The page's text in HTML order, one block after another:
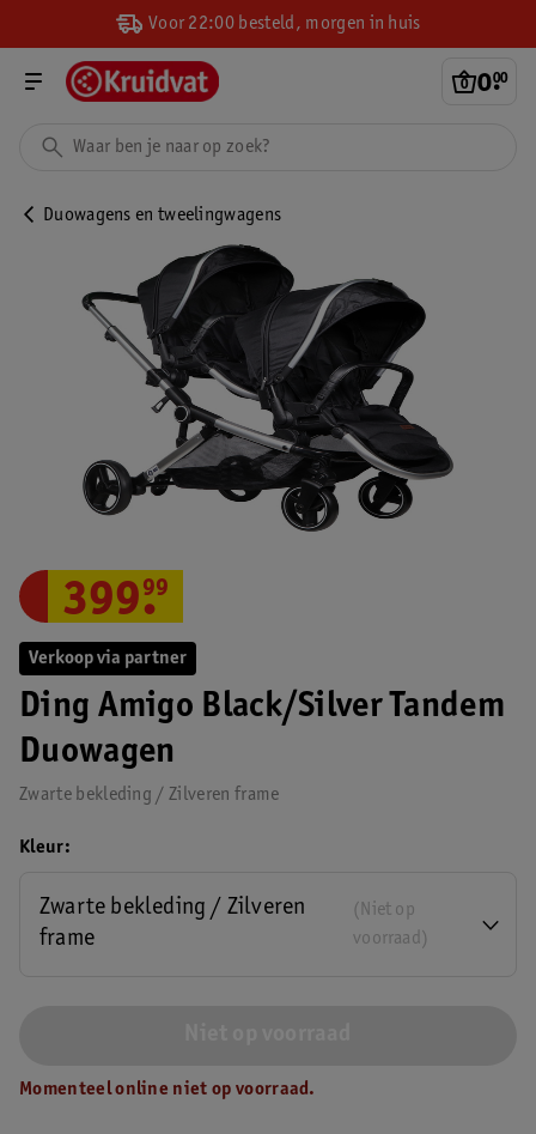
Voor 22:00 besteld, morgen in huis
0.
00
Duowagens en tweelingwagens
Verkoop via partner
Ding Amigo Black/Silver Tandem
Duowagen
Zwarte bekleding / Zilveren frame
399.
99
Kleur
(Niet op
voorraad)
Zwarte bekleding / Zilveren
frame
Momenteel online niet op voorraad.